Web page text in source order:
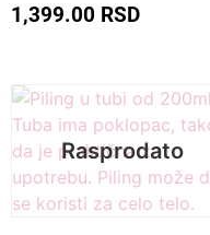
5.00
od 5
1,399.00 RSD